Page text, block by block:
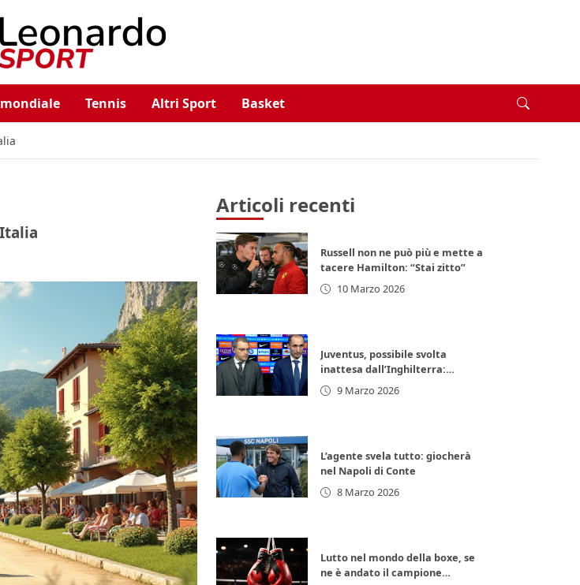
Tennis Altri Sport Basket
Articoli recenti
Russell non ne può più e mette a
tacere Hamilton: “Stai zitto”
10 Marzo 2026
Juventus, possibile svolta
inattesa dall’Inghilterra:
arrivano 11 milioni di euro subito
9 Marzo 2026
L’agente svela tutto: giocherà
nel Napoli di Conte
8 Marzo 2026
Lutto nel mondo della boxe, se
ne è andato il campione